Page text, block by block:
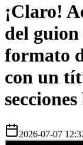
¡Claro!
del guion
formato
con un
2026-07-07